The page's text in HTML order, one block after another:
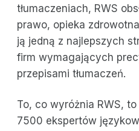
tłumaczeniach, RWS
prawo, opieka
ją jedną z najlepszych
firm wymagających
przepisami tłumaczeń.
To, co wyróżnia RWS,
7500 ekspertów